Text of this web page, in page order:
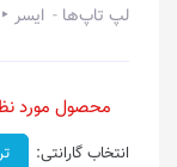
لپ تاپ‌ها ایسر ‣ ACER
محصول مورد
انتخاب گارانتی: